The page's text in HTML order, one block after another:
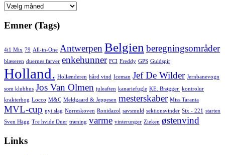
Arkiv
Emner (Tags)
4i1 Mix 79 All-in-One Antwerpen Belgien beregningsområder
blæseren duernes farver enkehunner FCI Freddy GPS Guldspir
Holland. Hollænderen hård vind Iceman Jef De Wilder Jernbanevogn
som klubhus Jos Van Olmen juleaften kanariefugle KE. Brøgger. kontrolur
krakterbog Locco M&C Meldgaard & Jeppesen mesterskaber Miss Taranta
MVL-cup nyt slag Nørreskoven Ronidazol savsmuld sektionsvinder Six - 221
starten
Sven Hägg Tre hvide Duer træning varme vinterunger Zieken østenvind
Links